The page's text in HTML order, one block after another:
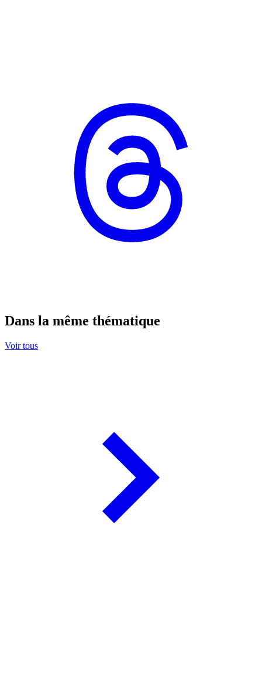
Dans la même thématique
Voir tous